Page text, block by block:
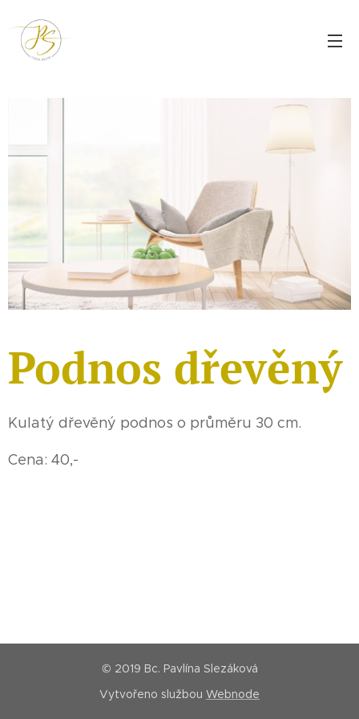
Podnos dřevěný
Kulatý dřevěný podnos o průměru 30 cm.
Cena: 40,-
© 2019 Bc. Pavlína Slezáková
Vytvořeno službou Webnode